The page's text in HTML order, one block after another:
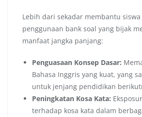
Lebih dari sekadar membantu siswa
penggunaan bank soal yang bijak
manfaat jangka panjang:
Penguasaan Konsep Dasar:
Bahasa Inggris yang kuat, yang
untuk jenjang pendidikan
Peningkatan Kosa Kata:
terhadap kosa kata dalam